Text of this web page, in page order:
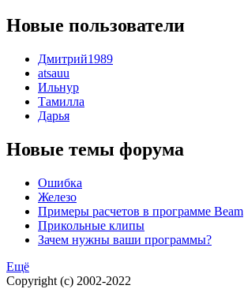
Новые пользователи
Дмитрий1989
atsauu
Ильнур
Тамилла
Дарья
Новые темы форума
Ошибка
Железо
Примеры расчетов в программе Beam
Прикольные клипы
Зачем нужны ваши программы?
Ещё
Copyright (c) 2002-2022